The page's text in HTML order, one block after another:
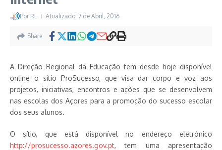
Por RL Atualizado: 7 de Abril, 2016
Share
A Direção Regional da Educação tem desde hoje disponível
online o sítio ProSucesso, que visa dar corpo e voz aos
projetos, iniciativas, encontros e ações que se desenvolvem
nas escolas dos Açores para a promoção do sucesso escolar
dos seus alunos.
O sítio, que está disponível no endereço eletrónico
http://prosucesso.azores.gov.pt, tem uma apresentação